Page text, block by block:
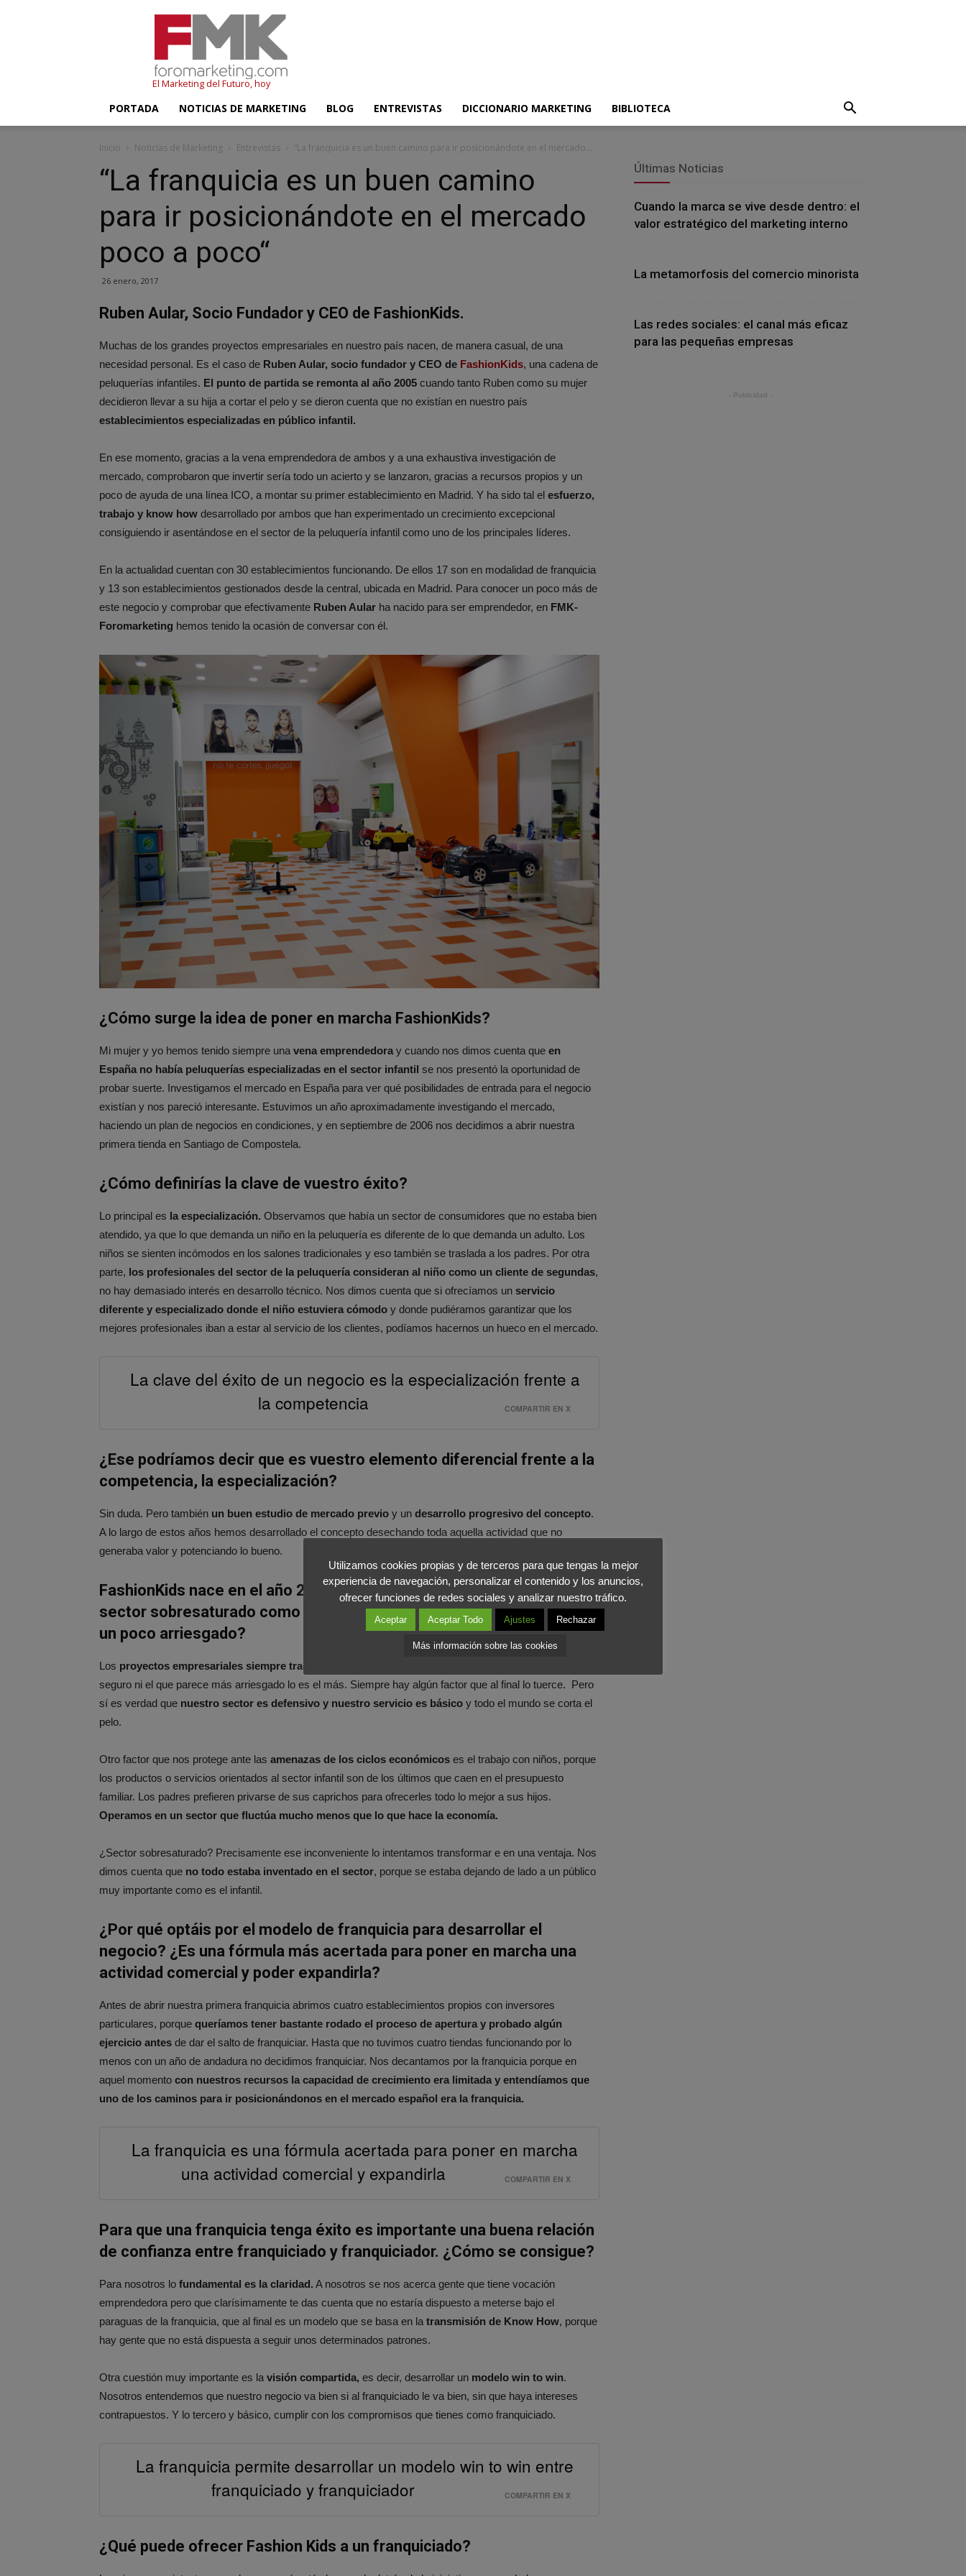
El Marketing del Futuro, hoy
PORTADA NOTICIAS DE MARKETING BLOG ENTREVISTAS DICCIONARIO MARKETING BIBLIOTECA
Inicio Noticias de Marketing Entrevistas “La franquicia es un buen camino para ir posicionándote en el mercado...
“La franquicia es un buen camino
para ir posicionándote en el mercado
poco a poco“
26 enero, 2017
Ruben Aular, Socio Fundador y CEO de FashionKids.
Muchas de los grandes proyectos empresariales en nuestro país nacen, de manera casual, de una
necesidad personal. Es el caso de Ruben Aular, socio fundador y CEO de FashionKids, una cadena de
peluquerías infantiles. El punto de partida se remonta al año 2005 cuando tanto Ruben como su mujer
decidieron llevar a su hija a cortar el pelo y se dieron cuenta que no existían en nuestro país
establecimientos especializadas en público infantil.
En ese momento, gracias a la vena emprendedora de ambos y a una exhaustiva investigación de
mercado, comprobaron que invertir sería todo un acierto y se lanzaron, gracias a recursos propios y un
poco de ayuda de una línea ICO, a montar su primer establecimiento en Madrid. Y ha sido tal el esfuerzo,
trabajo y know how desarrollado por ambos que han experimentado un crecimiento excepcional
consiguiendo ir asentándose en el sector de la peluquería infantil como uno de los principales líderes.
En la actualidad cuentan con 30 establecimientos funcionando. De ellos 17 son en modalidad de franquicia
y 13 son establecimientos gestionados desde la central, ubicada en Madrid. Para conocer un poco más de
este negocio y comprobar que efectivamente Ruben Aular ha nacido para ser emprendedor, en FMK-
Foromarketing hemos tenido la ocasión de conversar con él.
¿Cómo surge la idea de poner en marcha FashionKids?
Mi mujer y yo hemos tenido siempre una vena emprendedora y cuando nos dimos cuenta que en
España no había peluquerías especializadas en el sector infantil se nos presentó la oportunidad de
probar suerte. Investigamos el mercado en España para ver qué posibilidades de entrada para el negocio
existían y nos pareció interesante. Estuvimos un año aproximadamente investigando el mercado,
haciendo un plan de negocios en condiciones, y en septiembre de 2006 nos decidimos a abrir nuestra
primera tienda en Santiago de Compostela.
¿Cómo definirías la clave de vuestro éxito?
Lo principal es la especialización. Observamos que había un sector de consumidores que no estaba bien
atendido, ya que lo que demanda un niño en la peluquería es diferente de lo que demanda un adulto. Los
niños se sienten incómodos en los salones tradicionales y eso también se traslada a los padres. Por otra
parte, los profesionales del sector de la peluquería consideran al niño como un cliente de segundas,
no hay demasiado interés en desarrollo técnico. Nos dimos cuenta que si ofrecíamos un servicio
diferente y especializado donde el niño estuviera cómodo y donde pudiéramos garantizar que los
mejores profesionales iban a estar al servicio de los clientes, podíamos hacernos un hueco en el mercado.
La clave del éxito de un negocio es la especialización frente a
la competencia
COMPARTIR EN X
¿Ese podríamos decir que es vuestro elemento diferencial frente a la
competencia, la especialización?
Sin duda. Pero también un buen estudio de mercado previo y un desarrollo progresivo del concepto.
A lo largo de estos años hemos desarrollado el concepto desechando toda aquella actividad que no
generaba valor y potenciando lo bueno.
FashionKids nace en el año 2006, en plena crisis económica, en un
sector sobresaturado como es el de la peluquería y belleza. ¿No fue
un poco arriesgado?
Los proyectos empresariales siempre traen consigo riesgo
seguro ni el que parece más arriesgado lo es el más. Siempre hay algún factor que al final lo tuerce. Pero
sí es verdad que nuestro sector es defensivo y nuestro servicio es básico y todo el mundo se corta el
pelo.
Otro factor que nos protege ante las amenazas de los ciclos económicos es el trabajo con niños, porque
los productos o servicios orientados al sector infantil son de los últimos que caen en el presupuesto
familiar. Los padres prefieren privarse de sus caprichos para ofrecerles todo lo mejor a sus hijos.
Operamos en un sector que fluctúa mucho menos que lo que hace la economía.
¿Sector sobresaturado? Precisamente ese inconveniente lo intentamos transformar e en una ventaja. Nos
dimos cuenta que no todo estaba inventado en el sector, porque se estaba dejando de lado a un público
muy importante como es el infantil.
¿Por qué optáis por el modelo de franquicia para desarrollar el
negocio? ¿Es una fórmula más acertada para poner en marcha una
actividad comercial y poder expandirla?
Antes de abrir nuestra primera franquicia abrimos cuatro establecimientos propios con inversores
particulares, porque queríamos tener bastante rodado el proceso de apertura y probado algún
ejercicio antes de dar el salto de franquiciar. Hasta que no tuvimos cuatro tiendas funcionando por lo
menos con un año de andadura no decidimos franquiciar. Nos decantamos por la franquicia porque en
aquel momento con nuestros recursos la capacidad de crecimiento era limitada y entendíamos que
uno de los caminos para ir posicionándonos en el mercado español era la franquicia.
La franquicia es una fórmula acertada para poner en marcha
una actividad comercial y expandirla
COMPARTIR EN X
Para que una franquicia tenga éxito es importante una buena relación
de confianza entre franquiciado y franquiciador. ¿Cómo se consigue?
Para nosotros lo fundamental es la claridad. A nosotros se nos acerca gente que tiene vocación
emprendedora pero que clarísimamente te das cuenta que no estaría dispuesto a meterse bajo el
paraguas de la franquicia, que al final es un modelo que se basa en la transmisión de Know How, porque
hay gente que no está dispuesta a seguir unos determinados patrones.
Otra cuestión muy importante es la visión compartida, es decir, desarrollar un modelo win to win.
Nosotros entendemos que nuestro negocio va bien si al franquiciado le va bien, sin que haya intereses
contrapuestos. Y lo tercero y básico, cumplir con los compromisos que tienes como franquiciado.
La franquicia permite desarrollar un modelo win to win entre
franquiciado y franquiciador
COMPARTIR EN X
¿Qué puede ofrecer Fashion Kids a un franquiciado?
Últimas Noticias
Cuando la marca se vive desde dentro: el
valor estratégico del marketing interno
La metamorfosis del comercio minorista
Las redes sociales: el canal más eficaz
para las pequeñas empresas
- Publicidad -
Utilizamos cookies propias y de terceros para que tengas la mejor
experiencia de navegación, personalizar el contenido y los anuncios,
ofrecer funciones de redes sociales y analizar nuestro tráfico.
Aceptar Aceptar Todo Ajustes Rechazar
Más información sobre las cookies